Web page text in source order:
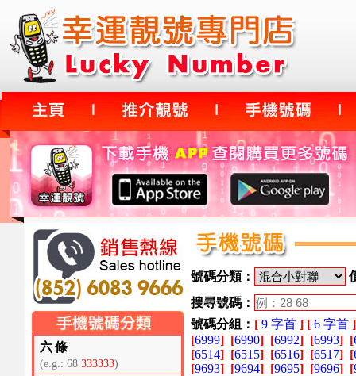
六條
(e.g.: 68 333333)
號碼分類：
搜尋號碼：
號碼分組： [ 9 字首 ] [ 6 字首 ]
[6999] [6990] [6992] [6993] [
[6514] [6515] [6516] [6517] [
[9693] [9694] [9695] [9696] [